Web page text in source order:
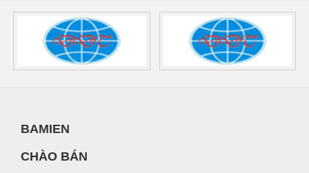
BAMIEN
CHÀO BÁN